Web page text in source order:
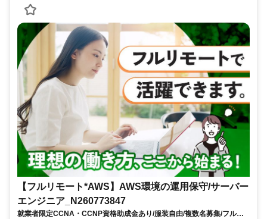
【フルリモート*AWS】AWS環境の運用保守/サーバー
エンジニア_N260773847
就業者限定CCNA・CCNP資格助成金あり/服装自由/複数名募集/フルリ